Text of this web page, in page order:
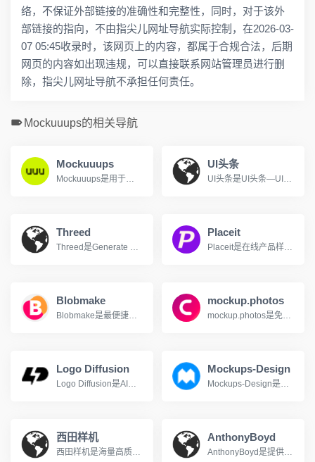
络，不保证外部链接的准确性和完整性，同时，对于该外
部链接的指向，不由指尖儿网址导航实际控制，在2026-03-
07 05:45收录时，该网页上的内容，都属于合规合法，后期
网页的内容如出现违规，可以直接联系网站管理员进行删
除，指尖儿网址导航不承担任何责任。
Mockuuups的相关导航
Mockuuups
Mockuuups是用于创建漂亮的应用预览或任何营销材料的拖放工具，简单易用的样机应用。
UI头条
UI头条是UI头条—UI设计师的头条文章！，
Threed
Threed是Generate 3D Mockups right in your Browser
Placeit
Placeit是在线产品样机模板制作工具
Blobmake
Blobmake是最便捷的随机形状生成器。一键生成各种不规则形状，快速创建随机、独特且有机外观的 SVG 形状。
mockup.photos
mockup.photos是免费在线场景样机，登录后可以下载
Logo Diffusion
Logo Diffusion是AI驱动的Logo和标志生成工具
Mockups-Design
Mockups-Design是Mockups-Design是一个免费样机素材下载网站。
西田样机
西田样机是海量高质量Mockup模板PSD样机展示模型
AnthonyBoyd
AnthonyBoyd是提供的图形设计资源，样机和纹理